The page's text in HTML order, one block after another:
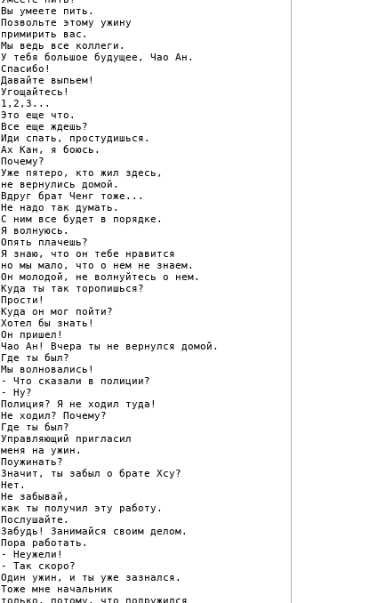
Вы умеете пить.
Позвольте этому ужину
примирить вас.
Мы ведь все коллеги.
У тебя большое будущее, Чао Ан.
Спасибо!
Давайте выпьем!
Угощайтесь!
1,2,3...
Это еще что.
Все еще ждешь?
Иди спать, простудишься.
Ах Кан, я боюсь.
Почему?
Уже пятеро, кто жил здесь,
не вернулись домой.
Вдруг брат Ченг тоже...
Не надо так думать.
С ним все будет в порядке.
Я волнуюсь.
Опять плачешь?
Я знаю, что он тебе нравится
но мы мало, что о нем не знаем.
Он молодой, не волнуйтесь о нем.
Куда ты так торопишься?
Прости!
Куда он мог пойти?
Хотел бы знать!
Он пришел!
Чао Ан! Вчера ты не вернулся домой.
Где ты был?
Мы волновались!
- Что сказали в полиции?
- Ну?
Полиция? Я не ходил туда!
Не ходил? Почему?
Где ты был?
Управляющий пригласил
меня на ужин.
Поужинать?
Значит, ты забыл о брате Хсу?
Нет.
Не забывай,
как ты получил эту работу.
Послушайте.
Забудь! Занимайся своим делом.
Пора работать.
- Неужели!
- Так скоро?
Один ужин, и ты уже зазнался.
Тоже мне начальник
только, потому, что подружился